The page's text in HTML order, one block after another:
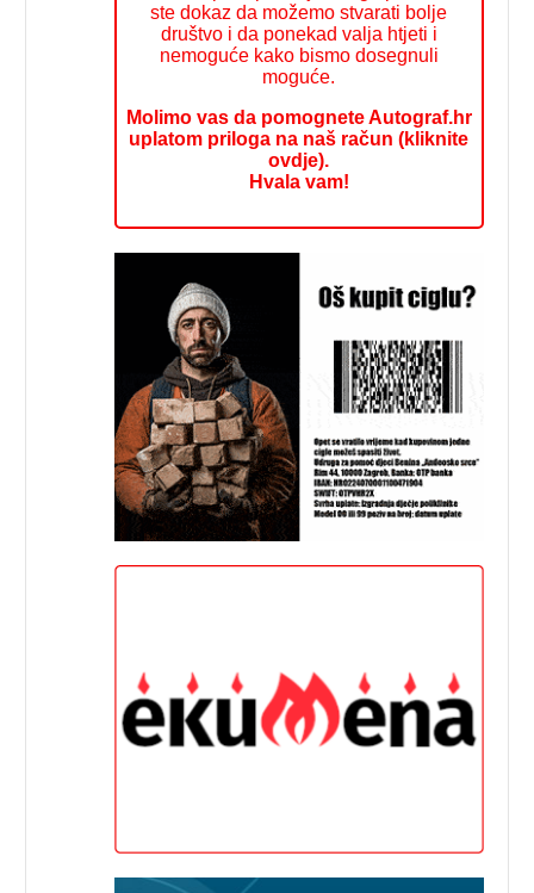
ste dokaz da možemo stvarati bolje
društvo i da ponekad valja htjeti i
nemoguće kako bismo dosegnuli
moguće.
Molimo vas da pomognete Autograf.hr
uplatom priloga na naš račun (kliknite
ovdje).
Hvala vam!